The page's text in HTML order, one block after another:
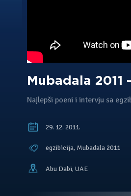
Mubadala 2011
Najlepši poeni i intervju sa
29. 12. 2011.
egzibicija, Mubadala 2011
Abu Dabi, UAE